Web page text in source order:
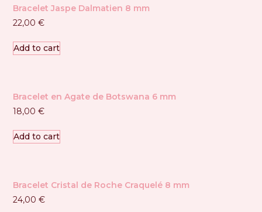
Bracelet Jaspe Dalmatien 8 mm
22,00€
Add to cart
Bracelet en Agate de Botswana 6 mm
18,00€
Add to cart
Bracelet Cristal de Roche Craquelé 8 mm
24,00€